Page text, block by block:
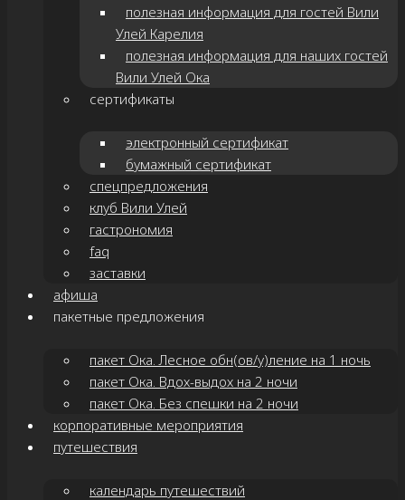
полезная информация для гостей Вили
Улей Карелия
полезная информация для наших гостей
Вили Улей Ока
сертификаты
электронный сертификат
бумажный сертификат
спецпредложения
клуб Вили Улей
гастрономия
faq
заставки
афиша
пакетные предложения
пакет Ока. Лесное обн(ов/у)ление на 1 ночь
пакет Ока. Вдох-выдох на 2 ночи
пакет Ока. Без спешки на 2 ночи
корпоративные мероприятия
путешествия
календарь путешествий